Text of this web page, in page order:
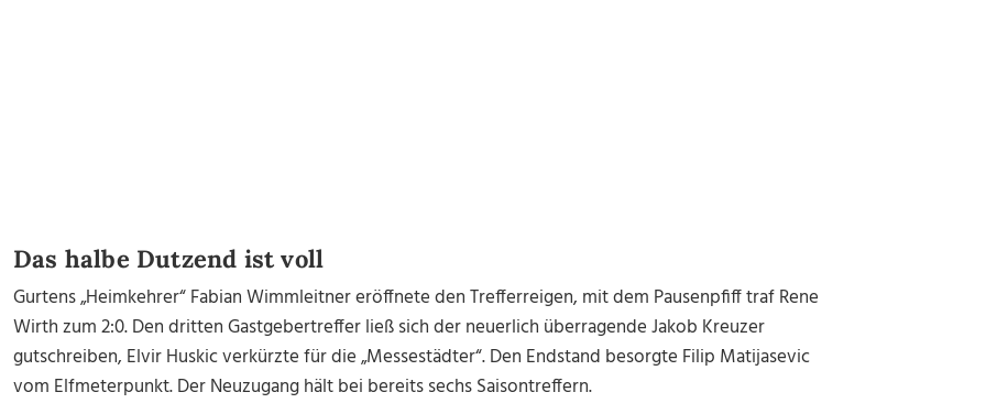
Das halbe Dutzend ist voll
Gurtens „Heimkehrer“ Fabian Wimmleitner eröffnete den Trefferreigen, mit dem Pausenpfiff traf Rene
Wirth zum 2:0. Den dritten Gastgebertreffer ließ sich der neuerlich überragende Jakob Kreuzer
gutschreiben, Elvir Huskic verkürzte für die „Messestädter“. Den Endstand besorgte Filip Matijasevic
vom Elfmeterpunkt. Der Neuzugang hält bei bereits sechs Saisontreffern.